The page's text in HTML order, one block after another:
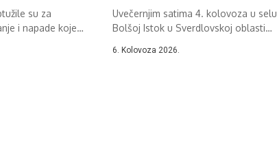
su za
i napade koje
Uvečernjim satima 4. kolovoza u selu
Bolšoj Istok u Sverdlovskoj oblasti
6. Kolovoza 2026.